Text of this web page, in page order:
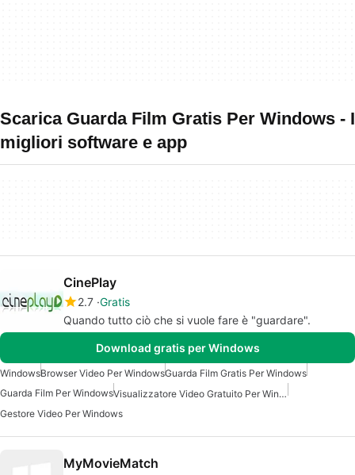
Scarica Guarda Film Gratis Per Windows - I
migliori software e app
CinePlay
2.7 Gratis
Quando tutto ciò che si vuole fare è "guardare".
Download gratis per Windows
WindowsBrowser Video Per WindowsGuarda Film Gratis Per Windows
Guarda Film Per Windows
Visualizzatore Video Gratuito Per Windows
Gestore Video Per Windows
MyMovieMatch